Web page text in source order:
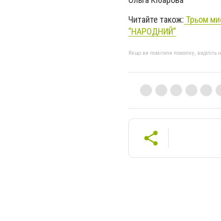
Читайте також: Трьом
“НАРОДНИЙ”
Якщо ви помітили помилку, виділіть